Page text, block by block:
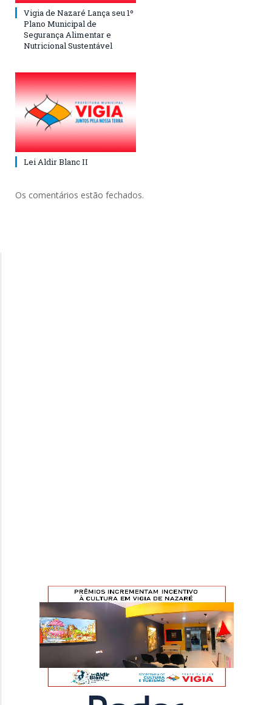
Vigia de Nazaré Lança seu 1º
Plano Municipal de
Segurança Alimentar e
Nutricional Sustentável
Lei Aldir Blanc II
Os comentários estão fechados.